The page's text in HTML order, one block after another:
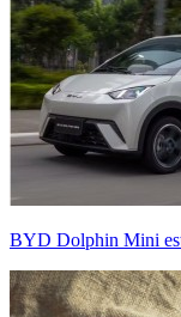
BYD Dolphin Mini